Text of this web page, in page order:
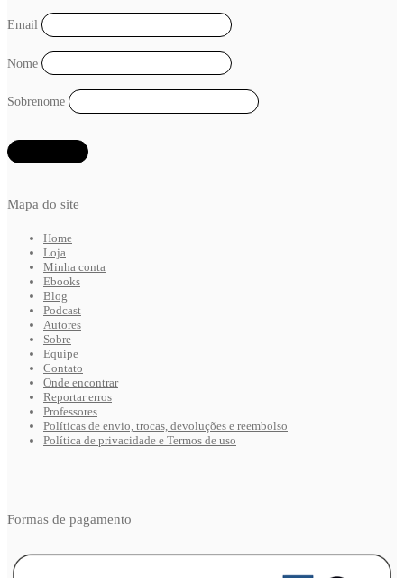
Mapa do site
Home
Loja
Minha conta
Ebooks
Blog
Podcast
Autores
Sobre
Equipe
Contato
Onde encontrar
Reportar erros
Professores
Políticas de envio, trocas, devoluções e reembolso
Política de privacidade e Termos de uso
Email
Nome
Sobrenome
Formas de pagamento